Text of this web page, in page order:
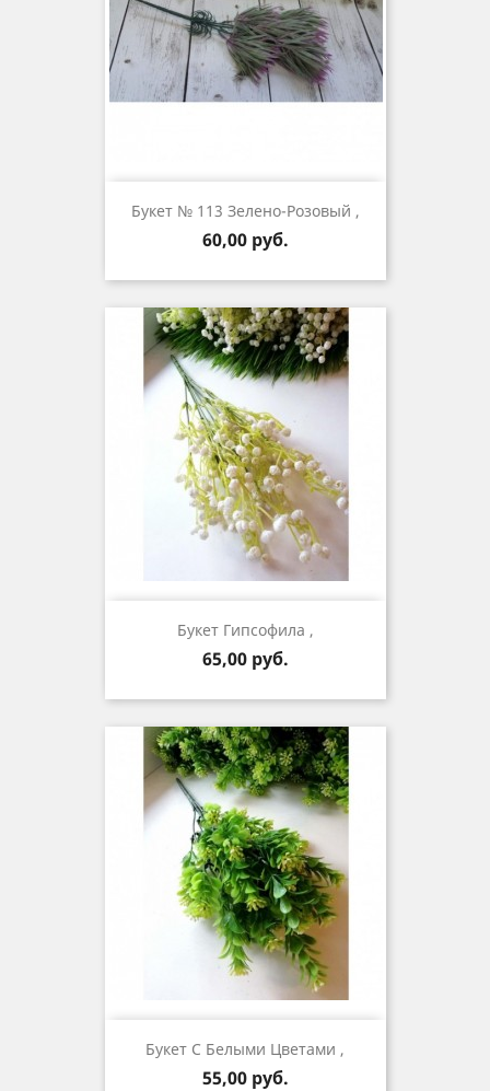
Букет № 113 Зелено-Розовый ,
Цена
60,00 руб.
Букет Гипсофила ,
Цена
65,00 руб.
Букет С Белыми Цветами ,
Цена
55,00 руб.